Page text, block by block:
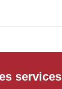
services